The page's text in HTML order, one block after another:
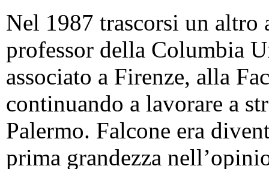
Nel 1987 trascorsi un
professor della Columbia
associato a Firenze, alla
continuando a lavorare a
Palermo. Falcone era
prima grandezza